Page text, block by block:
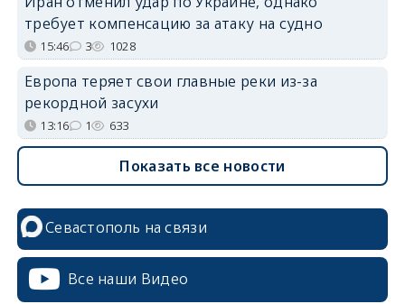
требует компенсацию за атаку на судно
15:46 3 1028
Европа теряет свои главные реки из-за
рекордной засухи
13:16 1 633
Показать все новости
Севастополь на связи
Все наши Видео